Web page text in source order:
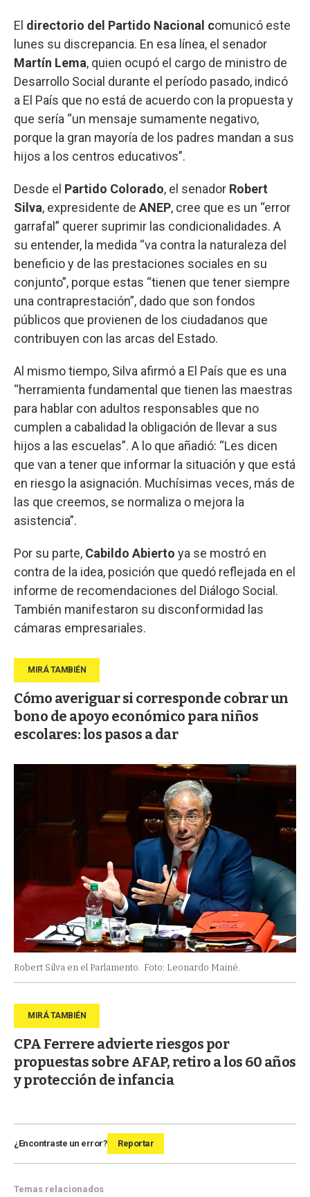
El directorio del Partido Nacional comunicó este
lunes su discrepancia. En esa línea, el senador
Martín Lema, quien ocupó el cargo de ministro de
Desarrollo Social durante el período pasado, indicó
a El País que no está de acuerdo con la propuesta y
que sería “un mensaje sumamente negativo,
porque la gran mayoría de los padres mandan a sus
hijos a los centros educativos”.
Desde el Partido Colorado, el senador Robert
Silva, expresidente de ANEP, cree que es un “error
garrafal” querer suprimir las condicionalidades. A
su entender, la medida “va contra la naturaleza del
beneficio y de las prestaciones sociales en su
conjunto”, porque estas “tienen que tener siempre
una contraprestación”, dado que son fondos
públicos que provienen de los ciudadanos que
contribuyen con las arcas del Estado.
Al mismo tiempo, Silva afirmó a El País que es una
“herramienta fundamental que tienen las maestras
para hablar con adultos responsables que no
cumplen a cabalidad la obligación de llevar a sus
hijos a las escuelas”. A lo que añadió: “Les dicen
que van a tener que informar la situación y que está
en riesgo la asignación. Muchísimas veces, más de
las que creemos, se normaliza o mejora la
asistencia”.
Por su parte, Cabildo Abierto ya se mostró en
contra de la idea, posición que quedó reflejada en el
informe de recomendaciones del Diálogo Social.
También manifestaron su disconformidad las
cámaras empresariales.
Cómo averiguar si corresponde cobrar un
bono de apoyo económico para niños
escolares: los pasos a dar
Robert Silva en el Parlamento. Foto: Leonardo Mainé.
CPA Ferrere advierte riesgos por
propuestas sobre AFAP, retiro a los 60 años
y protección de infancia
¿Encontraste un error? Reportar
Temas relacionados